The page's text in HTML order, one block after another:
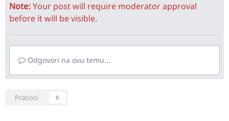
Note: Your post will require moderator approval
before it will be visible.
Odgovori na ovu temu...
Pratioci 0